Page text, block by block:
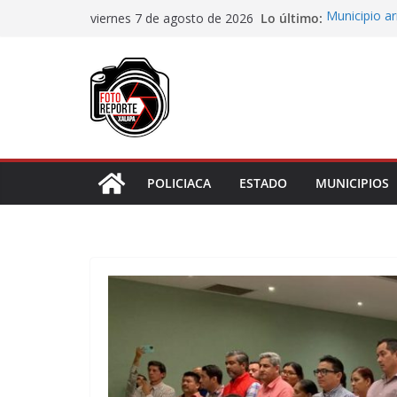
viernes 7 de agosto de 2026 Lo último: Municipio
Piden
sea
POLICIACA ESTADO MUNICIPIOS